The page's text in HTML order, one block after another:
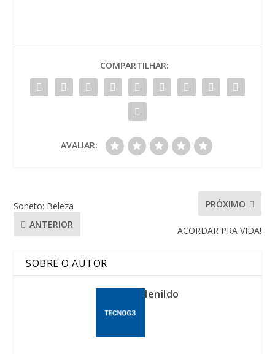
COMPARTILHAR:
AVALIAR:
Soneto: Beleza
ANTERIOR
PRÓXIMO
ACORDAR PRA VIDA!
SOBRE O AUTOR
lenildo